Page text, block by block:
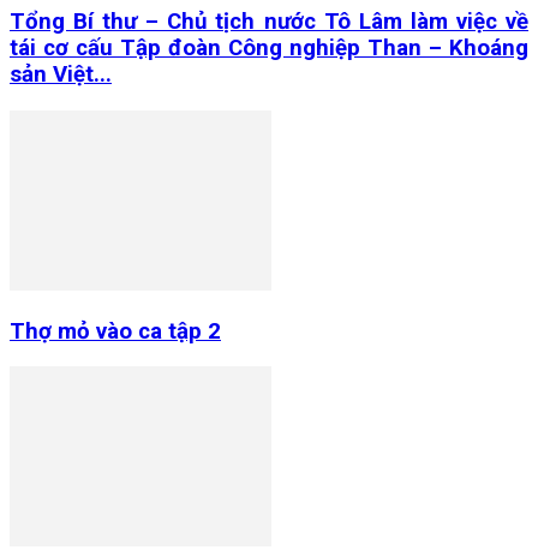
Tổng Bí thư – Chủ tịch nước Tô Lâm làm việc về
tái cơ cấu Tập đoàn Công nghiệp Than – Khoáng
sản Việt...
Thợ mỏ vào ca tập 2